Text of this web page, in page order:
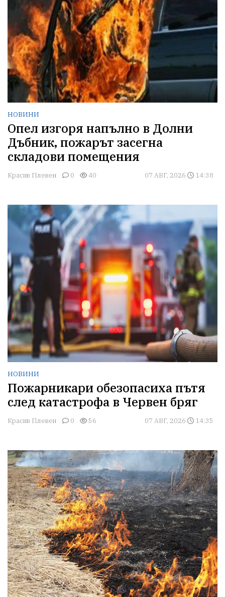
НОВИНИ
Опел изгоря напълно в Долни
Дъбник, пожарът засегна
складови помещения
Красив Плевен 0 40 07 АВГ, 2026 14:38
НОВИНИ
Пожарникари обезопасиха пътя
след катастрофа в Червен бряг
Красив Плевен 0 56 07 АВГ, 2026 14:35